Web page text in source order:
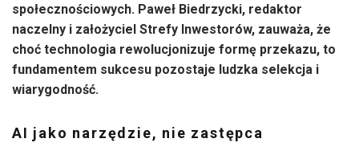
społecznościowych. Paweł Biedrzycki, redaktor
naczelny i założyciel Strefy Inwestorów, zauważa, że
choć technologia rewolucjonizuje formę przekazu, to
fundamentem sukcesu pozostaje ludzka selekcja i
wiarygodność.
AI jako narzędzie, nie zastępca